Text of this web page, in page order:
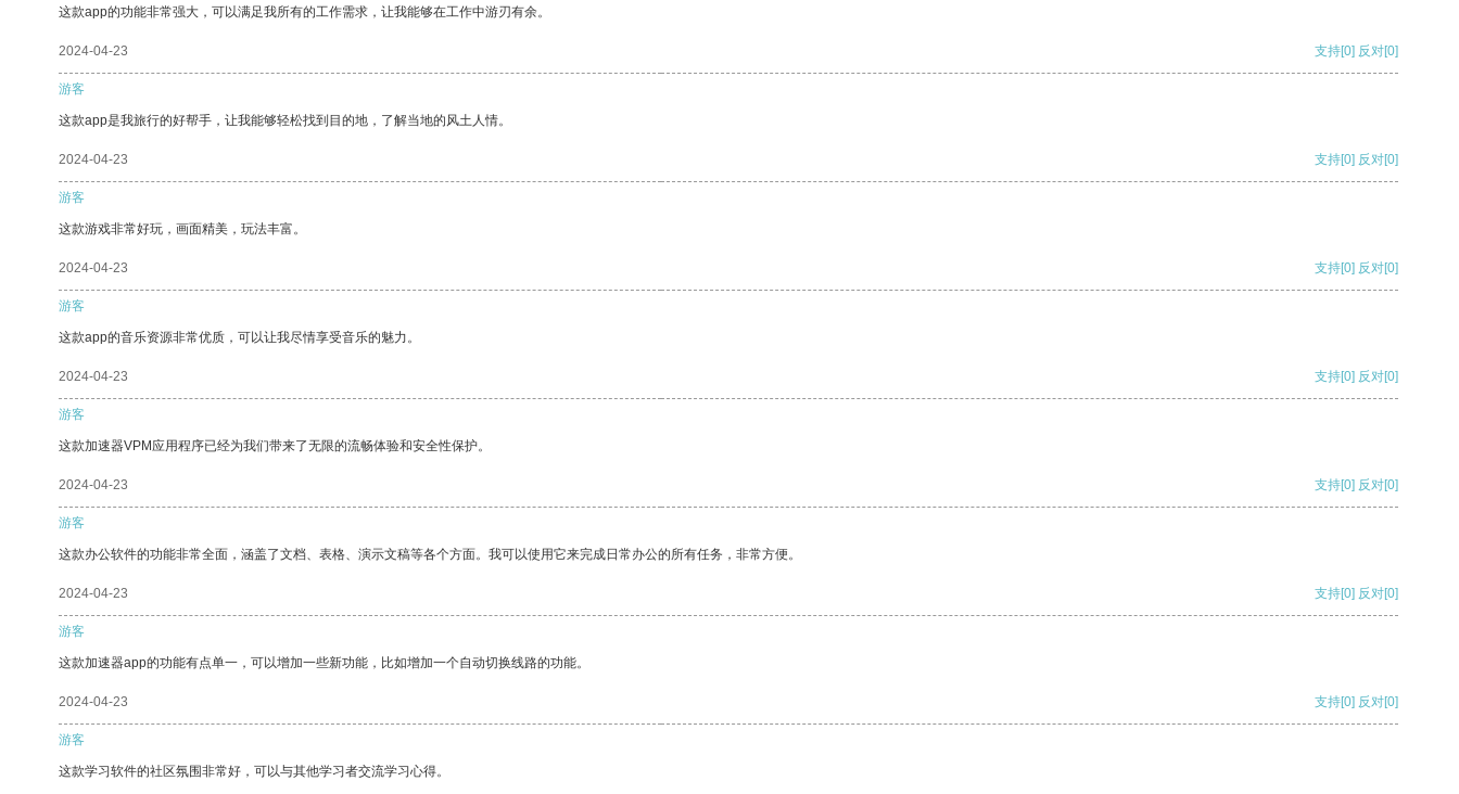
这款app的功能非常强大，可以满足我所有的工作需求，让我能够在工作中游刃有余。
2024-04-23 支持[0] 反对[0]
游客
这款app是我旅行的好帮手，让我能够轻松找到目的地，了解当地的风土人情。
2024-04-23 支持[0] 反对[0]
游客
这款游戏非常好玩，画面精美，玩法丰富。
2024-04-23 支持[0] 反对[0]
游客
这款app的音乐资源非常优质，可以让我尽情享受音乐的魅力。
2024-04-23 支持[0] 反对[0]
游客
这款加速器VPM应用程序已经为我们带来了无限的流畅体验和安全性保护。
2024-04-23 支持[0] 反对[0]
游客
这款办公软件的功能非常全面，涵盖了文档、表格、演示文稿等各个方面。我可以使用它来完成日常办公的所有任务，非常方便。
2024-04-23 支持[0] 反对[0]
游客
这款加速器app的功能有点单一，可以增加一些新功能，比如增加一个自动切换线路的功能。
2024-04-23 支持[0] 反对[0]
游客
这款学习软件的社区氛围非常好，可以与其他学习者交流学习心得。